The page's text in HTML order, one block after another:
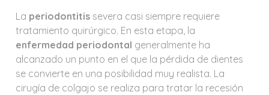
La periodontitis severa casi siempre requiere
tratamiento quirúrgico. En esta etapa, la
enfermedad periodontal generalmente ha
alcanzado un punto en el que la pérdida de dientes
se convierte en una posibilidad muy realista. La
cirugía de colgajo se realiza para tratar la recesión